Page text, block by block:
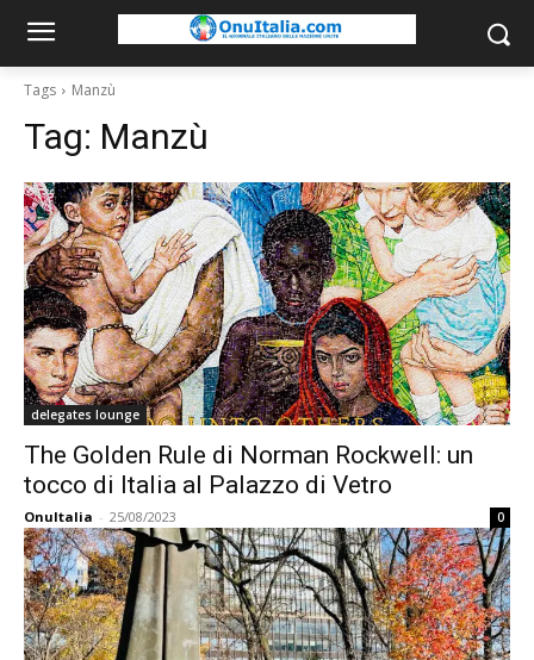
Tags Manzù
Tag: Manzù
delegates lounge
The Golden Rule di Norman Rockwell: un
tocco di Italia al Palazzo di Vetro
OnuItalia - 25/08/2023 0